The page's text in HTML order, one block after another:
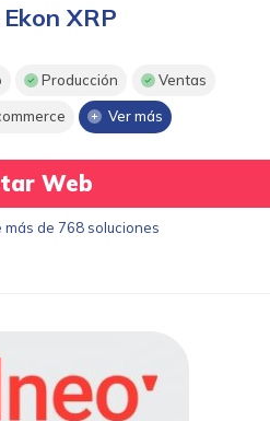
XRP
Producción Ventas
Ver más
Web
de 768 soluciones